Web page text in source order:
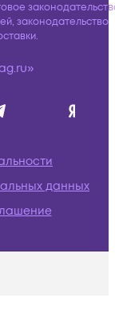
законодательство
данных